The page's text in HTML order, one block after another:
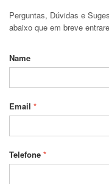
Perguntas, Dúvidas e
abaixo que em breve
Name
Email *
Telefone *